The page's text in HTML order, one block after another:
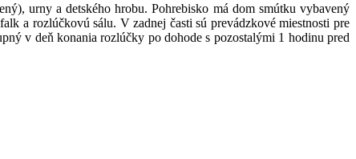
urny a detského hrobu. Pohrebisko má dom smútku vybavený
a rozlúčkovú sálu. V zadnej časti sú prevádzkové miestnosti pre
v deň konania rozlúčky po dohode s pozostalými 1 hodinu pred